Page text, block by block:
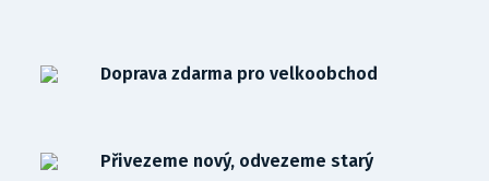
Doprava zdarma pro velkoobchod
Přivezeme nový, odvezeme starý